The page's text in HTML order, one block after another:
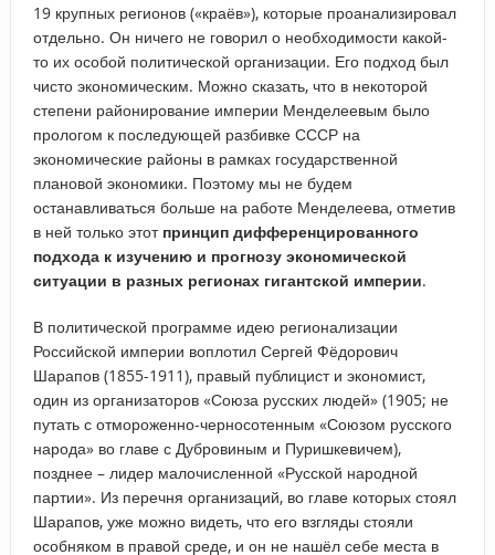
19 крупных регионов («краёв»), которые проанализировал
отдельно. Он ничего не говорил о необходимости какой-
то их особой политической организации. Его подход был
чисто экономическим. Можно сказать, что в некоторой
степени районирование империи Менделеевым было
прологом к последующей разбивке СССР на
экономические районы в рамках государственной
плановой экономики. Поэтому мы не будем
останавливаться больше на работе Менделеева, отметив
в ней только этот принцип дифференцированного
подхода к изучению и прогнозу экономической
ситуации в разных регионах гигантской империи.
В политической программе идею регионализации
Российской империи воплотил Сергей Фёдорович
Шарапов (1855-1911), правый публицист и экономист,
один из организаторов «Союза русских людей» (1905; не
путать с отмороженно-черносотенным «Союзом русского
народа» во главе с Дубровиным и Пуришкевичем),
позднее – лидер малочисленной «Русской народной
партии». Из перечня организаций, во главе которых стоял
Шарапов, уже можно видеть, что его взгляды стояли
особняком в правой среде, и он не нашёл себе места в